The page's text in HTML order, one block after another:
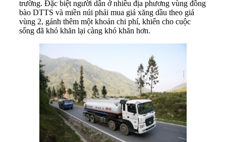
trường. Đặc biệt người dân ở nhiều địa phương vùng đồng
bào DTTS và miền núi phải mua giá xăng dầu theo giá
vùng 2, gánh thêm một khoản chi phí, khiến cho cuộc
sống đã khó khăn lại càng khó khăn hơn.